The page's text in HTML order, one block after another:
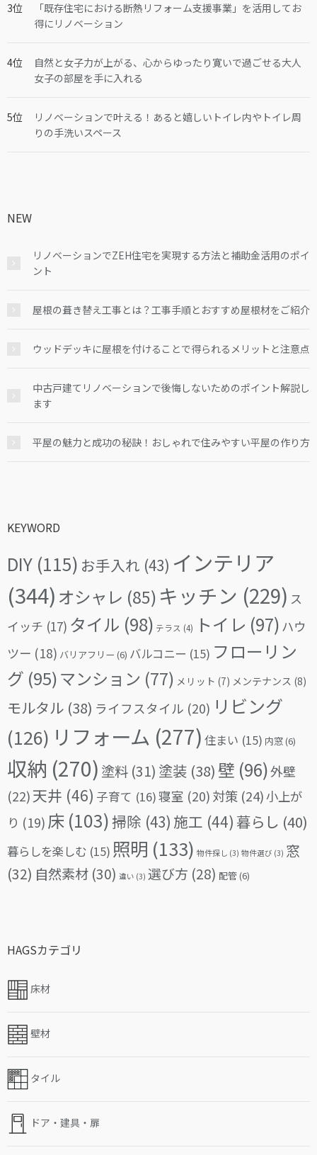
「既存住宅における断熱リフォーム支援事業」を活用してお
得にリノベーション
自然と女子力が上がる、心からゆったり寛いで過ごせる大人
女子の部屋を手に入れる
リノベーションで叶える！あると嬉しいトイレ内やトイレ周
りの手洗いスペース
NEW
リノベーションでZEH住宅を実現する方法と補助金活用のポイ
ント
屋根の葺き替え工事とは？工事手順とおすすめ屋根材をご紹介
ウッドデッキに屋根を付けることで得られるメリットと注意点
中古戸建てリノベーションで後悔しないためのポイント解説し
ます
平屋の魅力と成功の秘訣！おしゃれで住みやすい平屋の作り方
KEYWORD
DIY (115) お手入れ (43) インテリア
(344) オシャレ (85) キッチン (229) ス
イッチ (17) タイル (98) テラス (4) トイレ (97) ハウ
ツー (18) バリアフリー (6) バルコニー (15) フローリン
グ (95)マンション (77) メリット (7) メンテナンス (8)
モルタル (38) ライフスタイル (20) リビング
(126) リフォーム (277) 住まい (15) 内窓(6)
収納 (270) 塗料 (31) 塗装 (38) 壁 (96)外壁
(22)天井 (46) 子育て (16)寝室 (20) 対策 (24)小上が
り (19) 床 (103)掃除 (43) 施工 (44) 暮らし (40)
暮らしを楽しむ (15) 照明 (133) 物件探し (3) 物件選び (3) 窓
(32) 自然素材 (30) 違い (3) 選び方 (28) 配管(6)
HAGSカテゴリ
床材
壁材
タイル
ドア・建具・扉